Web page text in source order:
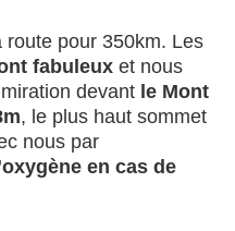
pour 350km. Les
fabuleux et nous
devant le Mont
, le plus haut sommet
nous par
en cas de